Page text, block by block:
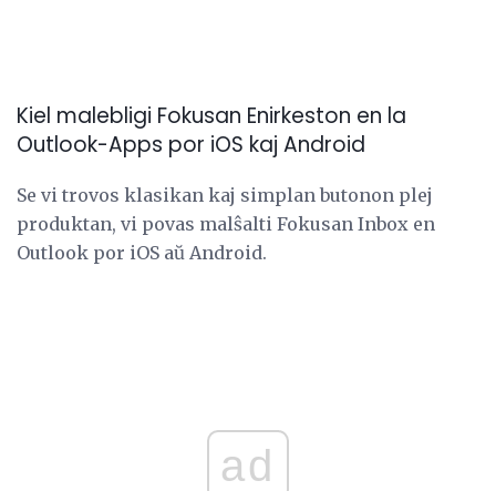
Kiel malebligi Fokusan Enirkeston en la
Outlook-Apps por iOS kaj Android
Se vi trovos klasikan kaj simplan butonon plej
produktan, vi povas malŝalti Fokusan Inbox en
Outlook por iOS aŭ Android.
ad